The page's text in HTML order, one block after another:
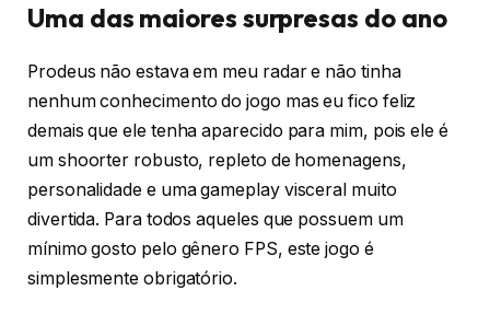
Uma das maiores surpresas do ano
Prodeus não estava em meu radar e não tinha
nenhum conhecimento do jogo mas eu fico feliz
demais que ele tenha aparecido para mim, pois ele é
um shoorter robusto, repleto de homenagens,
personalidade e uma gameplay visceral muito
divertida. Para todos aqueles que possuem um
mínimo gosto pelo gênero FPS, este jogo é
simplesmente obrigatório.